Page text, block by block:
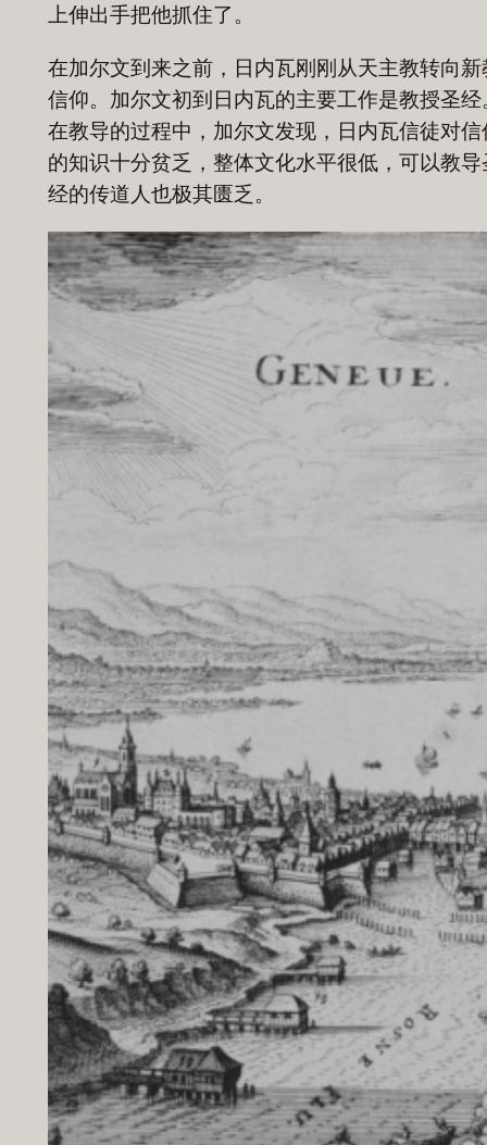
上伸出手把他抓住了。
在加尔文到来之前，日内瓦刚刚从天主教转向新
信仰。加尔文初到日内瓦的主要工作是教授圣经
在教导的过程中，加尔文发现，日内瓦信徒对信
的知识十分贫乏，整体文化水平很低，可以教导
经的传道人也极其匮乏。